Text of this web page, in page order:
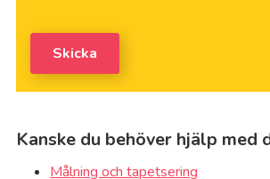
Skicka
Kanske du behöver hjälp med
Målning och tapetsering